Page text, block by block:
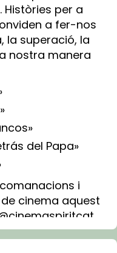
per a
a fer-nos
la superació, la
nostra manera
del Papa»
i
cinema aquest
(OpenAI)